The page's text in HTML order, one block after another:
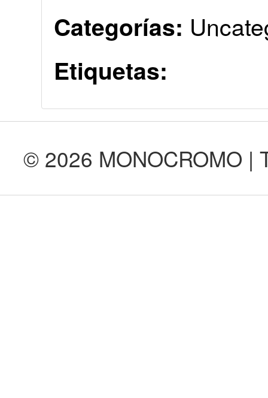
Categorías:
Etiquetas:
© 2026 MONOCROMO |